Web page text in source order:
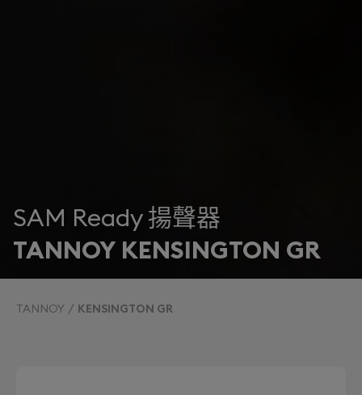
SAM Ready 揚聲器
TANNOY KENSINGTON GR
TANNOY KENSINGTON GR